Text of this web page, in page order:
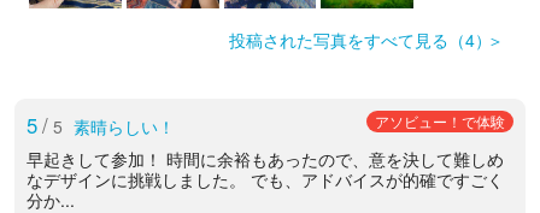
投稿された写真をすべて見る（4）
5/ 5 素晴らしい！ アソビュー！で体験
早起きして参加！ 時間に余裕もあったので、意を決して難しめ
なデザインに挑戦しました。 でも、アドバイスが的確ですごく
分か...